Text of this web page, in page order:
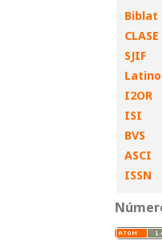
Biblat
CLASE
SJIF
I2OR
ISI
BVS
ASCI
ISSN